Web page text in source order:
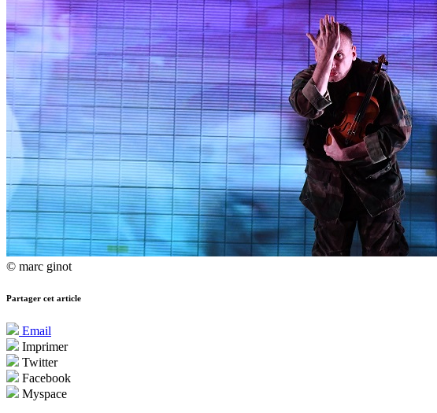
© marc ginot
Partager cet article
Email
Imprimer
Twitter
Facebook
Myspace